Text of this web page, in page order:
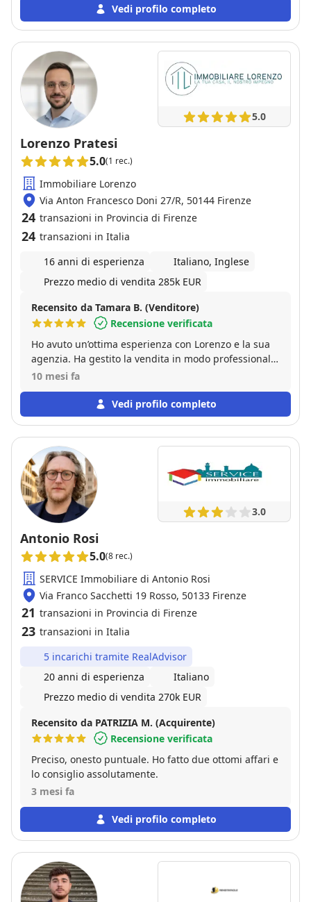
conosciuto Ciro Legnante una persona molto
disponibile che ti dà veramente sicurezza
hanno seguito nel miglio modo e abbiamo venduto
casa in pochissimo tempo , ci hanno pure aiutato ad
acquistare casa anche se era con in altra agenzia …
che dire fantastici ve li consiglio con loro nasce un
amicizia grazie Ciro grazie Ghino ♥️
Vedi profilo completo
5.0
Lorenzo Pratesi
5.0(1 rec.)
Immobiliare Lorenzo
Via Anton Francesco Doni 27/R, 50144 Firenze
24 transazioni in Provincia di Firenze
24 transazioni in Italia
16 anni di esperienza
Italiano, Inglese
Prezzo medio di vendita 285k EUR
Recensito da Tamara B. (Venditore)
Recensione verificata
Ho avuto un’ottima esperienza con Lorenzo e la sua
agenzia. Ha gestito la vendita in modo professionale,
preciso e sempre disponibile. L’immobile è stato
tempi previsti, seguendo ogni fase della
compravendita con attenzione e trasparenza. Un
10 mesi fa
Vedi profilo completo
3.0
Antonio Rosi
5.0(8 rec.)
SERVICE Immobiliare di Antonio Rosi
Via Franco Sacchetti 19 Rosso, 50133 Firenze
21 transazioni in Provincia di Firenze
23 transazioni in Italia
5 incarichi tramite RealAdvisor
20 anni di esperienza
Italiano
Prezzo medio di vendita 270k EUR
Recensito da PATRIZIA M. (Acquirente)
Recensione verificata
Preciso, onesto puntuale. Ho fatto due ottomi affari e
lo consiglio assolutamente.
3 mesi fa
Vedi profilo completo